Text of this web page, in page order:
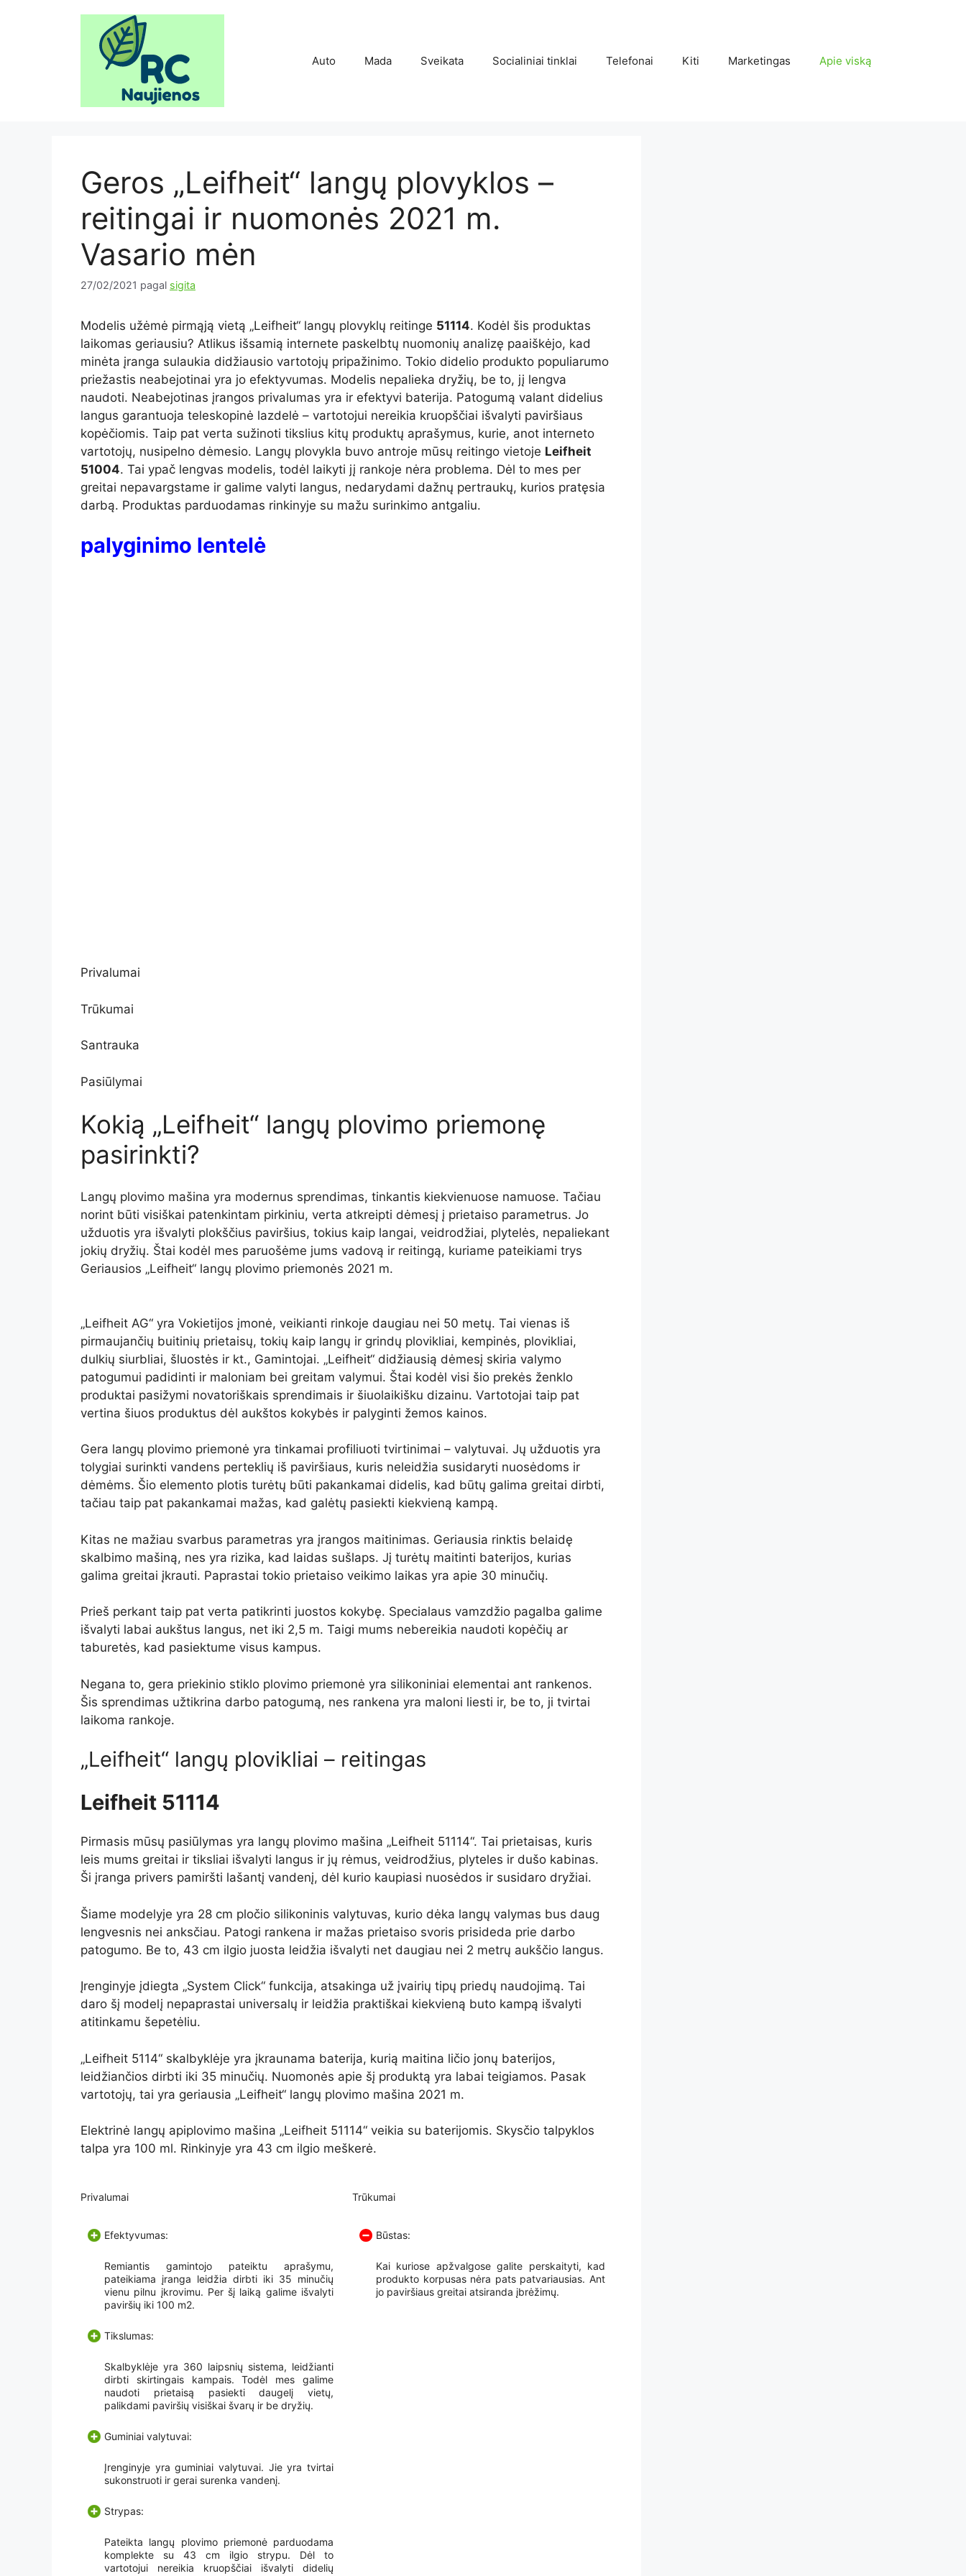
Auto Mada Sveikata Socialiniai tinklai Telefonai Kiti Marketingas Apie viską
Geros „Leifheit“ langų plovyklos –
reitingai ir nuomonės 2021 m.
Vasario mėn
27/02/2021 pagal sigita
Modelis užėmė pirmąją vietą „Leifheit“ langų plovyklų reitinge 51114. Kodėl šis produktas
laikomas geriausiu? Atlikus išsamią internete paskelbtų nuomonių analizę paaiškėjo, kad
minėta įranga sulaukia didžiausio vartotojų pripažinimo. Tokio didelio produkto populiarumo
priežastis neabejotinai yra jo efektyvumas. Modelis nepalieka dryžių, be to, jį lengva
naudoti. Neabejotinas įrangos privalumas yra ir efektyvi baterija. Patogumą valant didelius
langus garantuoja teleskopinė lazdelė – vartotojui nereikia kruopščiai išvalyti paviršiaus
kopėčiomis. Taip pat verta sužinoti tikslius kitų produktų aprašymus, kurie, anot interneto
vartotojų, nusipelno dėmesio. Langų plovykla buvo antroje mūsų reitingo vietoje Leifheit
51004. Tai ypač lengvas modelis, todėl laikyti jį rankoje nėra problema. Dėl to mes per
greitai nepavargstame ir galime valyti langus, nedarydami dažnų pertraukų, kurios pratęsia
darbą. Produktas parduodamas rinkinyje su mažu surinkimo antgaliu.
palyginimo lentelė
Privalumai
Trūkumai
Santrauka
Pasiūlymai
Kokią „Leifheit“ langų plovimo priemonę
pasirinkti?
Langų plovimo mašina yra modernus sprendimas, tinkantis kiekvienuose namuose. Tačiau
norint būti visiškai patenkintam pirkiniu, verta atkreipti dėmesį į prietaiso parametrus. Jo
užduotis yra išvalyti plokščius paviršius, tokius kaip langai, veidrodžiai, plytelės, nepaliekant
jokių dryžių. Štai kodėl mes paruošėme jums vadovą ir reitingą, kuriame pateikiami trys
Geriausios „Leifheit“ langų plovimo priemonės 2021 m.
„Leifheit AG“ yra Vokietijos įmonė, veikianti rinkoje daugiau nei 50 metų. Tai vienas iš
pirmaujančių buitinių prietaisų, tokių kaip langų ir grindų plovikliai, kempinės, plovikliai,
dulkių siurbliai, šluostės ir kt., Gamintojai. „Leifheit“ didžiausią dėmesį skiria valymo
patogumui padidinti ir maloniam bei greitam valymui. Štai kodėl visi šio prekės ženklo
produktai pasižymi novatoriškais sprendimais ir šiuolaikišku dizainu. Vartotojai taip pat
vertina šiuos produktus dėl aukštos kokybės ir palyginti žemos kainos.
Gera langų plovimo priemonė yra tinkamai profiliuoti tvirtinimai – valytuvai. Jų užduotis yra
tolygiai surinkti vandens perteklių iš paviršiaus, kuris neleidžia susidaryti nuosėdoms ir
dėmėms. Šio elemento plotis turėtų būti pakankamai didelis, kad būtų galima greitai dirbti,
tačiau taip pat pakankamai mažas, kad galėtų pasiekti kiekvieną kampą.
Kitas ne mažiau svarbus parametras yra įrangos maitinimas. Geriausia rinktis belaidę
skalbimo mašiną, nes yra rizika, kad laidas sušlaps. Jį turėtų maitinti baterijos, kurias
galima greitai įkrauti. Paprastai tokio prietaiso veikimo laikas yra apie 30 minučių.
Prieš perkant taip pat verta patikrinti juostos kokybę. Specialaus vamzdžio pagalba galime
išvalyti labai aukštus langus, net iki 2,5 m. Taigi mums nebereikia naudoti kopėčių ar
taburetės, kad pasiektume visus kampus.
Negana to, gera priekinio stiklo plovimo priemonė yra silikoniniai elementai ant rankenos.
Šis sprendimas užtikrina darbo patogumą, nes rankena yra maloni liesti ir, be to, ji tvirtai
laikoma rankoje.
„Leifheit“ langų plovikliai – reitingas
Leifheit 51114
Pirmasis mūsų pasiūlymas yra langų plovimo mašina „Leifheit 51114“. Tai prietaisas, kuris
leis mums greitai ir tiksliai išvalyti langus ir jų rėmus, veidrodžius, plyteles ir dušo kabinas.
Ši įranga privers pamiršti lašantį vandenį, dėl kurio kaupiasi nuosėdos ir susidaro dryžiai.
Šiame modelyje yra 28 cm pločio silikoninis valytuvas, kurio dėka langų valymas bus daug
lengvesnis nei anksčiau. Patogi rankena ir mažas prietaiso svoris prisideda prie darbo
patogumo. Be to, 43 cm ilgio juosta leidžia išvalyti net daugiau nei 2 metrų aukščio langus.
Įrenginyje įdiegta „System Click“ funkcija, atsakinga už įvairių tipų priedų naudojimą. Tai
daro šį modelį nepaprastai universalų ir leidžia praktiškai kiekvieną buto kampą išvalyti
atitinkamu šepetėliu.
„Leifheit 5114“ skalbyklėje yra įkraunama baterija, kurią maitina ličio jonų baterijos,
leidžiančios dirbti iki 35 minučių. Nuomonės apie šį produktą yra labai teigiamos. Pasak
vartotojų, tai yra geriausia „Leifheit“ langų plovimo mašina 2021 m.
Elektrinė langų apiplovimo mašina „Leifheit 51114“ veikia su baterijomis. Skysčio talpyklos
talpa yra 100 ml. Rinkinyje yra 43 cm ilgio meškerė.
Privalumai
Efektyvumas:
Remiantis gamintojo pateiktu aprašymu,
pateikiama įranga leidžia dirbti iki 35 minučių
vienu pilnu įkrovimu. Per šį laiką galime išvalyti
paviršių iki 100 m2.
Tikslumas:
Skalbyklėje yra 360 laipsnių sistema, leidžianti
dirbti skirtingais kampais. Todėl mes galime
naudoti prietaisą pasiekti daugelį vietų,
palikdami paviršių visiškai švarų ir be dryžių.
Guminiai valytuvai:
Įrenginyje yra guminiai valytuvai. Jie yra tvirtai
sukonstruoti ir gerai surenka vandenį.
Strypas:
Pateikta langų plovimo priemonė parduodama
komplekte su 43 cm ilgio strypu. Dėl to
vartotojui nereikia kruopščiai išvalyti didelių
Trūkumai
Būstas:
Kai kuriose apžvalgose galite perskaityti, kad
produkto korpusas nėra pats patvariausias. Ant
jo paviršiaus greitai atsiranda įbrėžimų.